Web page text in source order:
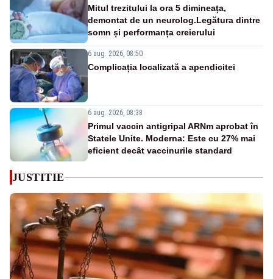
Mitul trezitului la ora 5 dimineața,
demontat de un neurolog.Legătura dintre
somn și performanța creierului
6 aug. 2026, 08:50
Complicația localizată a apendicitei
6 aug. 2026, 08:38
Primul vaccin antigripal ARNm aprobat în
Statele Unite. Moderna: Este cu 27% mai
eficient decât vaccinurile standard
JUSTITIE